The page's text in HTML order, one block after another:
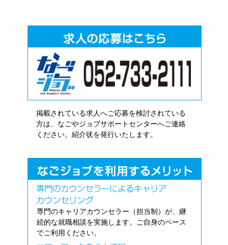
掲載されている求人へご応募を検討されている
方は、なごやジョブサポートセンターへご連絡
ください。紹介状を発行いたします。
専門のキャリアカウンセラー（担当制）が、継
続的な就職相談を実施します。ご自身のペース
でご利用ください。